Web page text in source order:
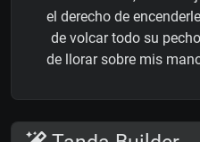
el derecho de
de volcar todo su
de llorar sobre mis